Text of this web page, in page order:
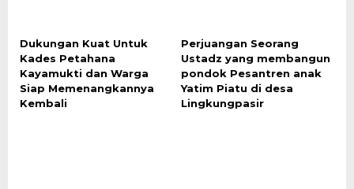
Dukungan Kuat Untuk
Kades Petahana
Kayamukti dan Warga
Siap Memenangkannya
Kembali
Perjuangan Seorang
Ustadz yang membangun
pondok Pesantren anak
Yatim Piatu di desa
Lingkungpasir